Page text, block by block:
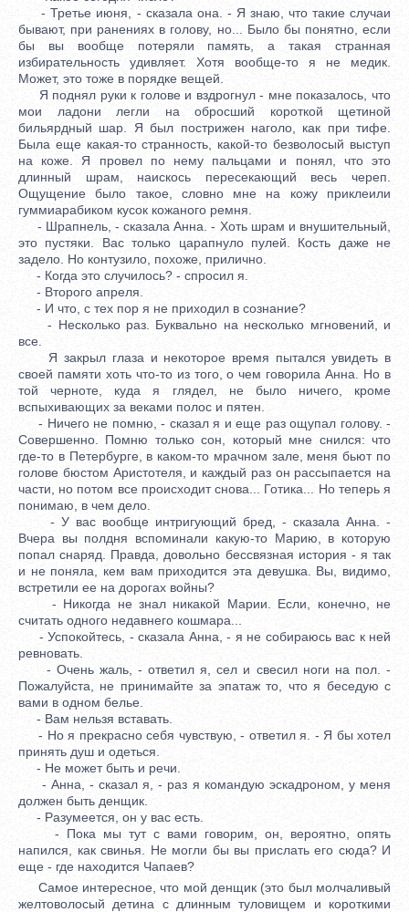
- Третье июня, - сказала она. - Я знаю, что такие случаи
бывают, при ранениях в голову, но... Было бы понятно, если
бы вы вообще потеряли память, а такая странная
избирательность удивляет. Хотя вообще-то я не медик.
Может, это тоже в порядке вещей.
Я поднял руки к голове и вздрогнул - мне показалось, что
мои ладони легли на обросший короткой щетиной
бильярдный шар. Я был пострижен наголо, как при тифе.
Была еще какая-то странность, какой-то безволосый выступ
на коже. Я провел по нему пальцами и понял, что это
длинный шрам, наискось пересекающий весь череп.
Ощущение было такое, словно мне на кожу приклеили
гуммиарабиком кусок кожаного ремня.
- Шрапнель, - сказала Анна. - Хоть шрам и внушительный,
это пустяки. Вас только царапнуло пулей. Кость даже не
задело. Но контузило, похоже, прилично.
- Когда это случилось? - спросил я.
- Второго апреля.
- И что, с тех пор я не приходил в сознание?
- Несколько раз. Буквально на несколько мгновений, и
все.
Я закрыл глаза и некоторое время пытался увидеть в
своей памяти хоть что-то из того, о чем говорила Анна. Но в
той черноте, куда я глядел, не было ничего, кроме
вспыхивающих за веками полос и пятен.
- Ничего не помню, - сказал я и еще раз ощупал голову. -
Совершенно. Помню только сон, который мне снился: что
где-то в Петербурге, в каком-то мрачном зале, меня бьют по
голове бюстом Аристотеля, и каждый раз он рассыпается на
части, но потом все происходит снова... Готика... Но теперь я
понимаю, в чем дело.
- У вас вообще интригующий бред, - сказала Анна. -
Вчера вы полдня вспоминали какую-то Марию, в которую
попал снаряд. Правда, довольно бессвязная история - я так
и не поняла, кем вам приходится эта девушка. Вы, видимо,
встретили ее на дорогах войны?
- Никогда не знал никакой Марии. Если, конечно, не
считать одного недавнего кошмара...
- Успокойтесь, - сказала Анна, - я не собираюсь вас к ней
ревновать.
- Очень жаль, - ответил я, сел и свесил ноги на пол. -
Пожалуйста, не принимайте за эпатаж то, что я беседую с
вами в одном белье.
- Вам нельзя вставать.
- Но я прекрасно себя чувствую, - ответил я. - Я бы хотел
принять душ и одеться.
- Не может быть и речи.
- Анна, - сказал я, - раз я командую эскадроном, у меня
должен быть денщик.
- Разумеется, он у вас есть.
- Пока мы тут с вами говорим, он, вероятно, опять
напился, как свинья. Не могли бы вы прислать его сюда? И
еще - где находится Чапаев?
Самое интересное, что мой денщик (это был молчаливый
желтоволосый детина с длинным туловищем и короткими